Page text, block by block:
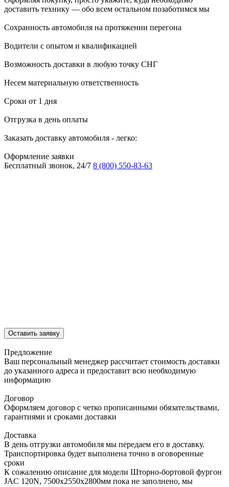
доставить технику — обо всем остальном позаботимся мы
Сохранность автомобиля на протяжении перегона
Водители с опытом и квалификацией
Возможность доставки в любую точку СНГ
Несем материальную ответственность
Сроки от 1 дня
Отгрузка в день оплаты
Заказать доставку автомобиля - легко:
Оформление заявки
Бесплатный звонок, 24/7 8 (800) 550-83-63
Оставить заявку
Предложение
Ваш персональный менеджер рассчитает стоимость доставки
до указанного адреса и предоставит всю необходимую
информацию
Договор
Оформляем договор с четко прописанными обязательствами,
гарантиями и сроками доставки
Доставка
В день отгрузки автомобиля мы передаем его в доставку.
Транспортировка будет выполнена точно в оговоренные
сроки
К сожалению описание для модели Шторно-бортовой фургон
JAC 120N, 7500х2550х2800мм пока не заполнено, мы